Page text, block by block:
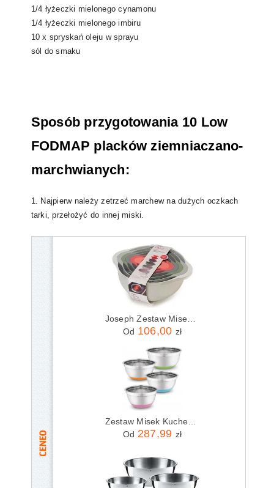
1/4 łyżeczki mielonego cynamonu
1/4 łyżeczki mielonego imbiru
10 x spryskań oleju w sprayu
sól do smaku
Sposób przygotowania 10 Low
FODMAP placków ziemniaczano-
marchwianych:
1. Najpierw należy zetrzeć marchew na dużych oczkach
tarki, przełożyć do innej miski.
Od 106,00 zł
Od 287,99 zł